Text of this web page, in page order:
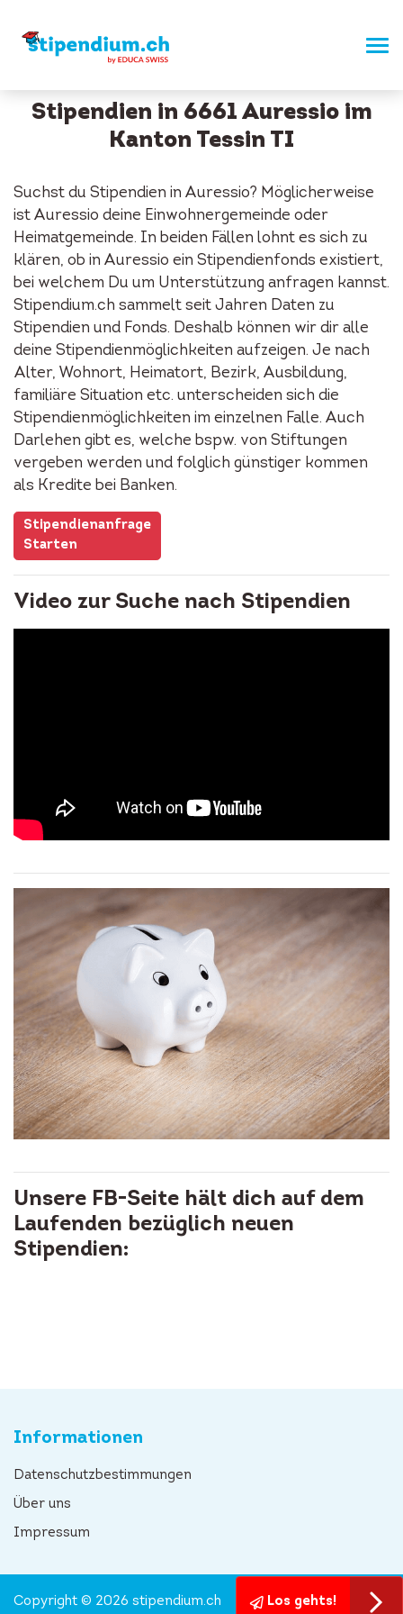
Stipendien in 6661 Auressio im
Kanton Tessin TI
Suchst du Stipendien in Auressio? Möglicherweise
ist Auressio deine Einwohnergemeinde oder
Heimatgemeinde. In beiden Fällen lohnt es sich zu
klären, ob in Auressio ein Stipendienfonds existiert,
bei welchem Du um Unterstützung anfragen kannst.
Stipendium.ch sammelt seit Jahren Daten zu
Stipendien und Fonds. Deshalb können wir dir alle
deine Stipendienmöglichkeiten aufzeigen. Je nach
Alter, Wohnort, Heimatort, Bezirk, Ausbildung,
familiäre Situation etc. unterscheiden sich die
Stipendienmöglichkeiten im einzelnen Falle. Auch
Darlehen gibt es, welche bspw. von Stiftungen
vergeben werden und folglich günstiger kommen
als Kredite bei Banken.
Stipendienanfrage
Starten
Video zur Suche nach Stipendien
Unsere FB-Seite hält dich auf dem
Laufenden bezüglich neuen
Stipendien:
Informationen
Datenschutzbestimmungen
Über uns
Impressum
Los gehts!
Copyright © 2026 stipendium.ch